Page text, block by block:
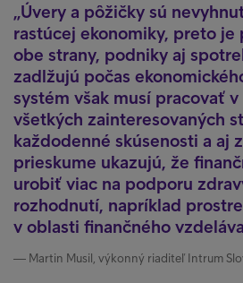
Úvery a pôžičky sú
rastúcej ekonomiky, preto je
obe strany, podniky aj
zadlžujú počas
systém však musí pracovať
všetkých zainteresovaných
každodenné skúsenosti a aj
prieskume ukazujú, že
urobiť viac na podporu
rozhodnutí, napríklad
v oblasti finančného
Martin Musil, výkonný riaditeľ Intrum